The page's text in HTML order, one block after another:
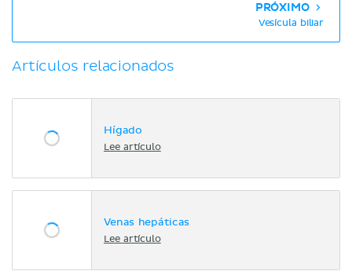
PRÓXIMO
Vesícula biliar
Artículos relacionados
Hígado
Lee artículo
Venas hepáticas
Lee artículo